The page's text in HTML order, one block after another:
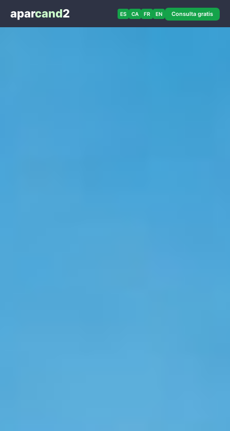
aparcand2 ES CA FR EN Consulta gratis